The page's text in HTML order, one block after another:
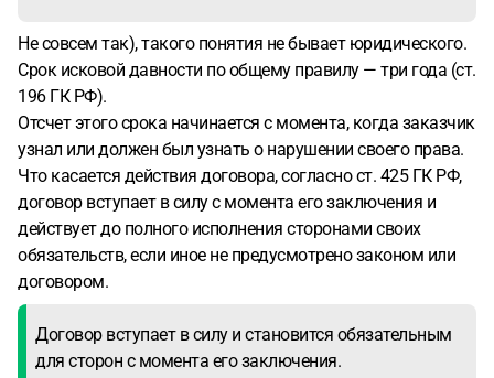
Не совсем так), такого понятия не бывает юридического.
Срок исковой давности по общему правилу — три года (ст.
196 ГК РФ).
Отсчет этого срока начинается с момента, когда заказчик
узнал или должен был узнать о нарушении своего права.
Что касается действия договора, согласно ст. 425 ГК РФ,
договор вступает в силу с момента его заключения и
действует до полного исполнения сторонами своих
обязательств, если иное не предусмотрено законом или
договором.
Договор вступает в силу и становится обязательным
для сторон с момента его заключения.